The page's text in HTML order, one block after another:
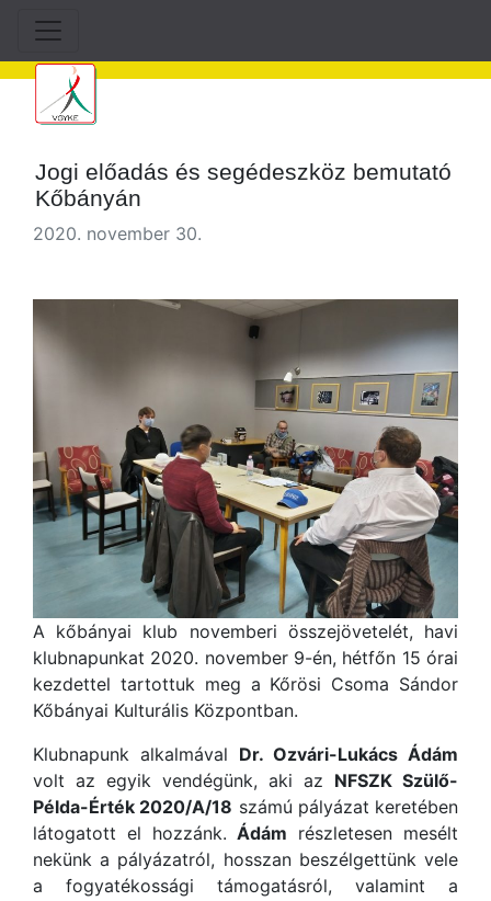
Jogi előadás és segédeszköz bemutató
Kőbányán
2020. november 30.
A kőbányai klub novemberi összejövetelét, havi
klubnapunkat 2020. november 9-én, hétfőn 15 órai
kezdettel tartottuk meg a Kőrösi Csoma Sándor
Kőbányai Kulturális Központban.
Klubnapunk alkalmával Dr. Ozvári-Lukács Ádám
volt az egyik vendégünk, aki az NFSZK Szülő-
Példa-Érték 2020/A/18 számú pályázat keretében
látogatott el hozzánk.Ádám részletesen mesélt
nekünk a pályázatról, hosszan beszélgettünk vele
a fogyatékossági támogatásról, valamint a